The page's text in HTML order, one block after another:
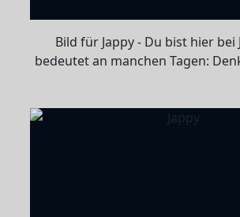
Bild für Jappy - Du bist hier bei
bedeutet an manchen Tagen: